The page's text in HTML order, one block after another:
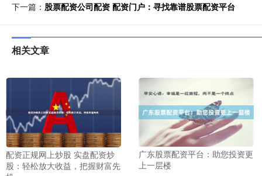
下一篇： 股票配资公司配资 配资门户：寻找靠谱股票配资平台
相关文章
配资正规网上炒股 实盘配资炒
股：轻松放大收益，把握财富先
广东股票配资平台：助您投资更
上一层楼